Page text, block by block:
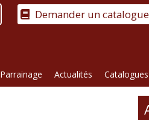
Demander un catalogue
Parrainage Actualités Catalogues